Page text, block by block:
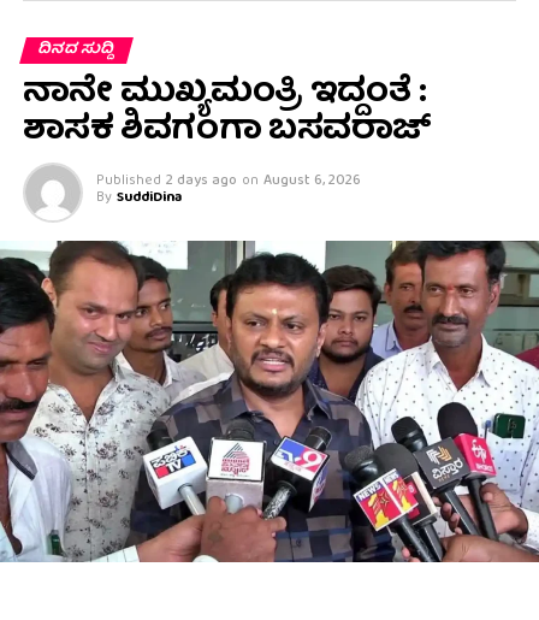
ದಿನದ ಸುದ್ದಿ
ನಾನೇ ಮುಖ್ಯಮಂತ್ರಿ ಇದ್ದಂತೆ :
ಶಾಸಕ ಶಿವಗಂಗಾ ಬಸವರಾಜ್
Published 2 days ago on August 6, 2026
By SuddiDina